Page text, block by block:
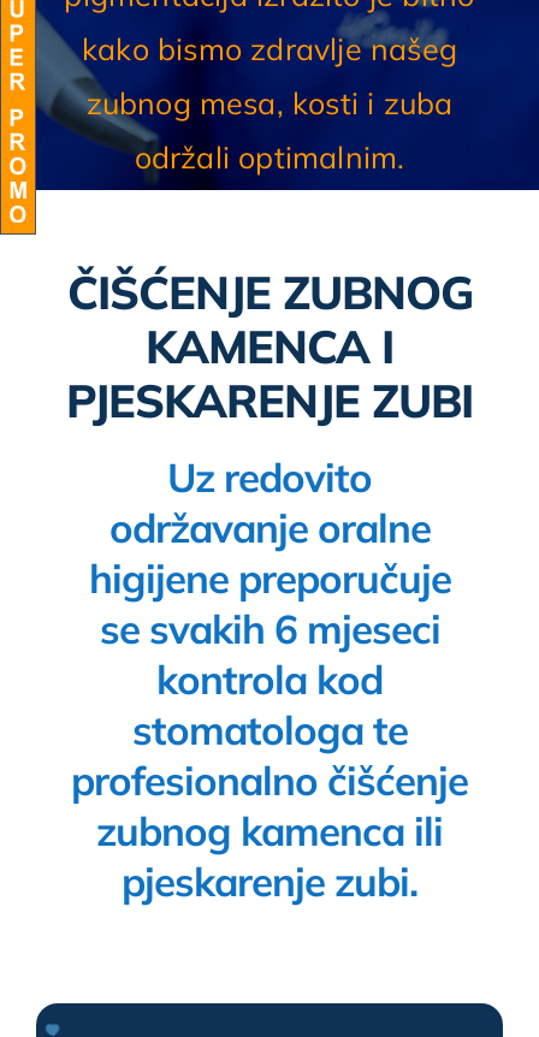
kako bismo zdravlje našeg
zubnog mesa, kosti i zuba
održali optimalnim.
ČIŠĆENJE ZUBNOG
KAMENCA I
PJESKARENJE ZUBI
Uz redovito
održavanje oralne
higijene preporučuje
se svakih 6 mjeseci
kontrola kod
stomatologa te
profesionalno čišćenje
zubnog kamenca ili
pjeskarenje zubi.